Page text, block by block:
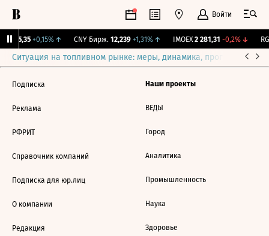
Войти
115,35 +0,15%↑ CNY Бирж. 12,239 +1,31%↑ IMOEX 2 281,31 -0,2%↓
Ситуация на топливном рынке: меры, динамика, прогнозы
Подписка
Реклама
РФРИТ
Справочник компаний
Подписка для юр.лиц
О компании
Редакция
Наши проекты
ВЕДЫ
Город
Аналитика
Промышленность
Наука
Здоровье